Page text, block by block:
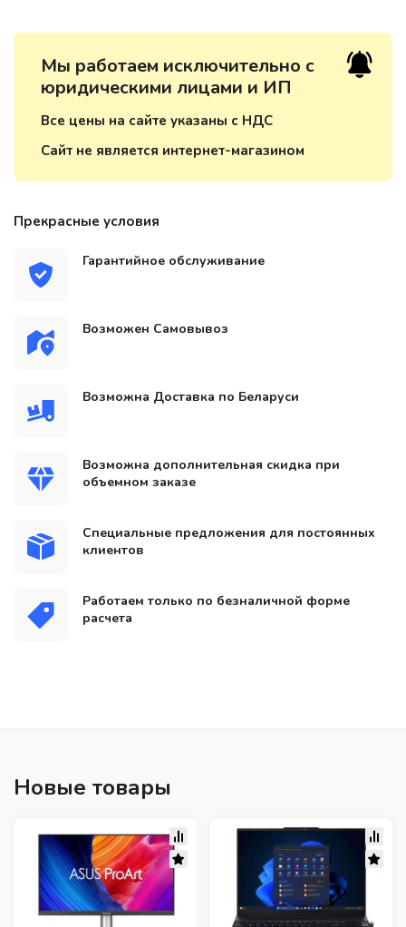
Мы работаем исключительно с
юридическими лицами и ИП
Все цены на сайте указаны с НДС
Сайт не является интернет-магазином
Прекрасные условия
Гарантийное обслуживание
Возможен Самовывоз
Возможна Доставка по Беларуси
Возможна дополнительная скидка при
объемном заказе
Специальные предложения для постоянных
клиентов
Работаем только по безналичной форме
расчета
Новые товары